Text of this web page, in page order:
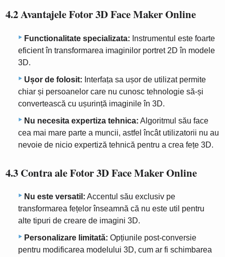
4.2 Avantajele Fotor 3D Face Maker Online
Functionalitate specializata: Instrumentul este foarte
eficient în transformarea imaginilor portret 2D în modele
3D.
Ușor de folosit: Interfața sa ușor de utilizat permite
chiar și persoanelor care nu cunosc tehnologie să-și
convertească cu ușurință imaginile în 3D.
Nu necesita expertiza tehnica: Algoritmul său face
cea mai mare parte a muncii, astfel încât utilizatorii nu au
nevoie de nicio expertiză tehnică pentru a crea fețe 3D.
4.3 Contra ale Fotor 3D Face Maker Online
Nu este versatil: Accentul său exclusiv pe
transformarea fețelor înseamnă că nu este util pentru
alte tipuri de creare de imagini 3D.
Personalizare limitată: Opțiunile post-conversie
pentru modificarea modelului 3D, cum ar fi schimbarea